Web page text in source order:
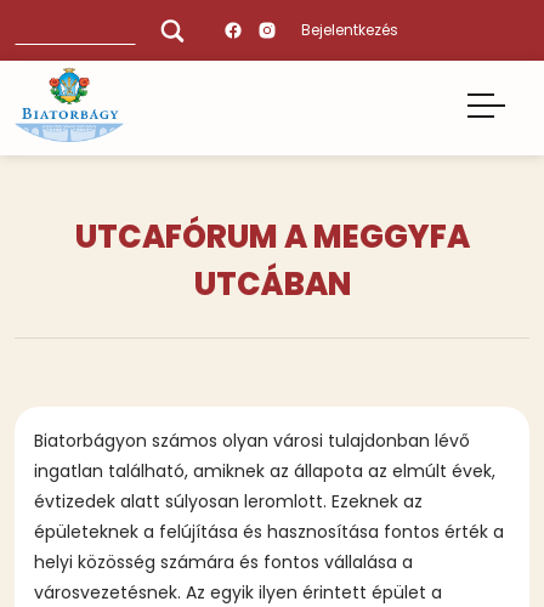
tartalomra
Bejelentkezés
UTCAFÓRUM A MEGGYFA
UTCÁBAN
Biatorbágyon számos olyan városi tulajdonban lévő
ingatlan található, amiknek az állapota az elmúlt évek,
évtizedek alatt súlyosan leromlott. Ezeknek az
épületeknek a felújítása és hasznosítása fontos érték a
helyi közösség számára és fontos vállalása a
városvezetésnek. Az egyik ilyen érintett épület a